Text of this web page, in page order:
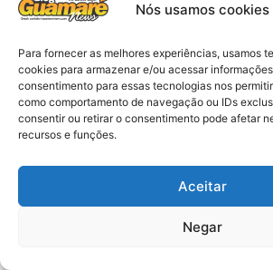
Nós usamos cookies
Para fornecer as melhores experiências, usamos
cookies para armazenar e/ou acessar
consentimento para essas tecnologias nos
como comportamento de navegação ou IDs
consentir ou retirar o consentimento pode afetar
recursos e funções.
Aceitar
Negar